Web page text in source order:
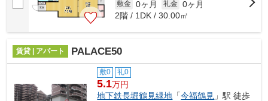
敷金 0ヶ月 礼金 0ヶ月
2階 / 1DK / 30.00㎡
賃貸 | アパート PALACE50
敷0 礼0
5.1万円
地下鉄長堀鶴見緑地 「今福鶴見 」駅 徒歩